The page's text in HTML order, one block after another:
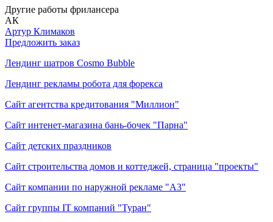
Другие работы фрилансера
АК
Артур Климаков
Предложить заказ
Лендинг шатров Cosmo Bubble
Лендинг рекламы робота для форекса
Сайт агентства кредитования "Миллион"
Сайт интенет-магазина бань-бочек "Парна"
Сайт детских праздников
Сайт строительства домов и коттеджей, страница "проекты"
Сайт компании по наружной рекламе "А3"
Сайт группы IT компаний "Туран"